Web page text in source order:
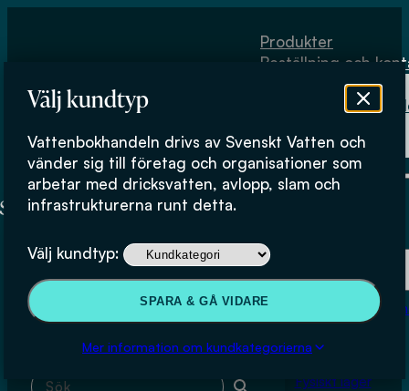
Välj kundtyp
Vattenbokhandeln drivs av Svenskt Vatten och
vänder sig till företag och organisationer som
arbetar med dricksvatten, avlopp, slam och
infrastrukturerna runt detta.
Välj kundtyp:
SPARA & GÅ VIDARE
Mer information om kundkategorierna
Produkter
Beställning och
Fysiskt lager
Beställning och kontakt
Om
Köpvillkor
Fysiskt lager
Linda Sivertsson
Sök & filtrera
Sök med fritext